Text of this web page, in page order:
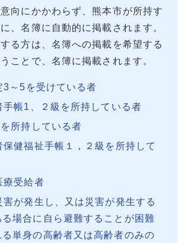
向にかかわらず、熊本市が所持す
、名簿に自動的に掲載されます。
る方は、名簿への掲載を希望する
ことで、名簿に掲載されます。
3～5を受けている者
手帳1、２級を所持している者
所持している者
保健福祉手帳１，２級を所持して
療受給者
害が発生し、又は災害が発生する
場合に自ら避難することが困難
る単身の高齢者又は高齢者のみの